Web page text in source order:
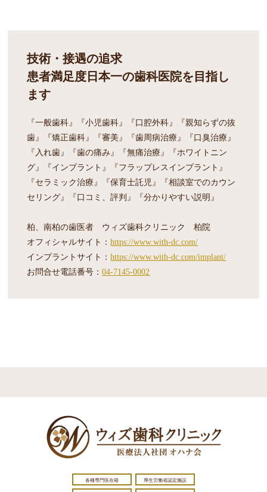
技術・接遇の追求
患者満足度日本一の歯科医院を目指し
ます
『一般歯科』『小児歯科』『口腔外科』『親知らずの抜
歯』『矯正歯科』『審美』『歯周病治療』『口臭治療』
『入れ歯』『歯の痛み』『無痛治療』『ホワイトニン
グ』『インプラント』『フラップレスインプラント』
『セラミック治療』『保育士託児』『相談室でのカウン
セリング』『口コミ、評判』『分かりやすい説明』
柏、南柏の歯医者 ウィズ歯科クリニック 柏院
オフィシャルサイト：https://www.with-dc.com/
インプラントサイト：https://www.with-dc.com/implant/
お問合せ電話番号：04-7145-0002
各種専門医在籍 厚生労働省認定施設